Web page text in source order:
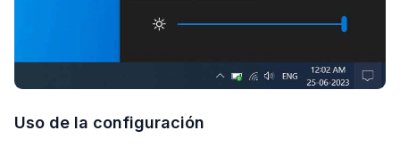
Uso de la configuración